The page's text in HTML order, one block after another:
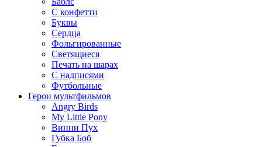
С конфетти
Буквы
Сердца
Фольгированные
Светящиеся
Печать на шарах
С надписями
Футбольные
Герои мультфильмов
Angry Birds
My Little Pony
Винни Пух
Губка Боб